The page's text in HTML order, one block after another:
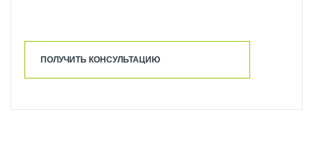
ПОЛУЧИТЬ КОНСУЛЬТАЦИЮ